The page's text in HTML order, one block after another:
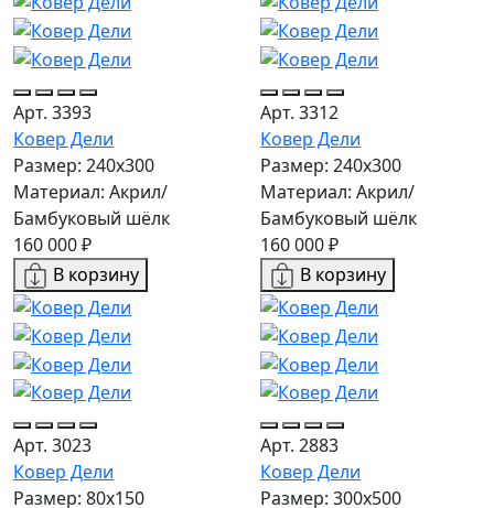
Арт. 3393
Ковер Дели
Размер: 240х300
Материал: Акрил/
Бамбуковый шёлк
160 000 ₽
В корзину
Арт. 3312
Ковер Дели
Размер: 240х300
Материал: Акрил/
Бамбуковый шёлк
160 000 ₽
В корзину
Арт. 3023
Ковер Дели
Размер: 80x150
Арт. 2883
Ковер Дели
Размер: 300х500